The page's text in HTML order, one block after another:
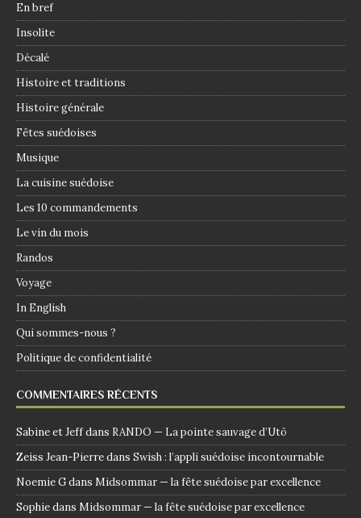
En bref
Insolite
Décalé
Histoire et traditions
Histoire générale
Fêtes suédoises
Musique
La cuisine suédoise
Les 10 commandements
Le vin du mois
Randos
Voyage
In English
Qui sommes-nous ?
Politique de confidentialité
COMMENTAIRES RÉCENTS
Sabine et Jeffdans RANDO — La pointe sauvage d’Utö
Zeiss Jean-Pierredans Swish : l’appli suédoise incontournable
Noemie Gdans Midsommar — la fête suédoise par excellence
Sophiedans Midsommar — la fête suédoise par excellence